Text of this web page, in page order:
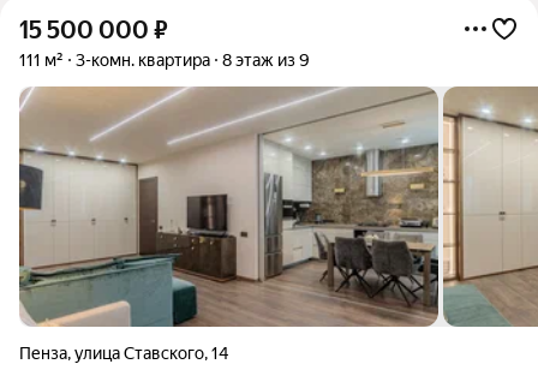
15 500 000 ₽
111 м² 3-комн. квартира 8 этаж из 9
Пенза,улица Ставского,14